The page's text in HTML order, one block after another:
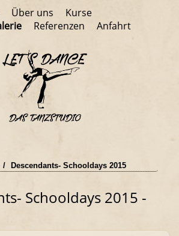
Über uns
Kurse
Referenzen Anfahrt
Descendants- Schooldays 2015
Schooldays 2015 -